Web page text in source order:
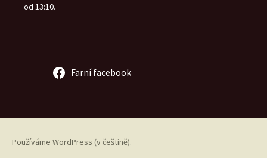
od 13:10.
Farní facebook
Používáme WordPress (v češtině).